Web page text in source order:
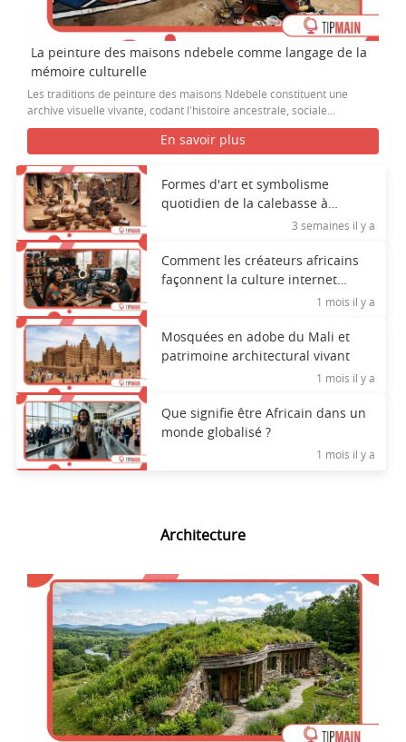
La peinture des maisons ndebele comme langage de la
mémoire culturelle
Les traditions de peinture des maisons Ndebele constituent une
archive visuelle vivante, codant l'histoire ancestrale, sociale...
En savoir plus
Formes d'art et symbolisme
quotidien de la calebasse à
3 semaines il y a
Comment les créateurs africains
façonnent la culture internet
1 mois il y a
Mosquées en adobe du Mali et
patrimoine architectural vivant
1 mois il y a
Que signifie être Africain dans un
monde globalisé ?
1 mois il y a
Architecture